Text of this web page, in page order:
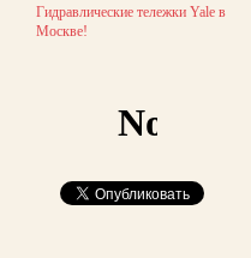
Гидравлические тележки Yale в
Москве!